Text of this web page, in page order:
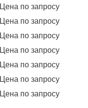
Цена по запросу
Цена по запросу
Цена по запросу
Цена по запросу
Цена по запросу
Цена по запросу
Цена по запросу